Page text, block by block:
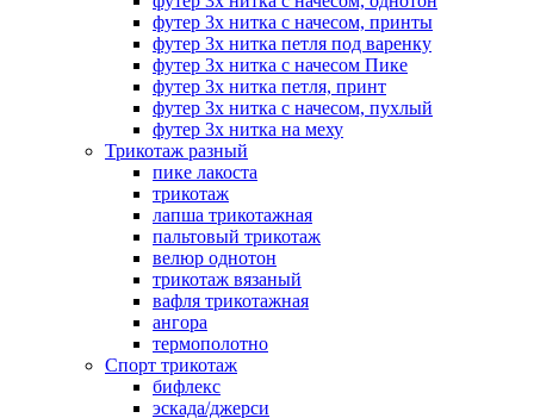
футер 3х нитка с начесом, принты
футер 3х нитка петля под варенку
футер 3х нитка с начесом Пике
футер 3х нитка петля, принт
футер 3х нитка с начесом, пухлый
футер 3х нитка на меху
Трикотаж разный
пике лакоста
трикотаж
лапша трикотажная
пальтовый трикотаж
велюр однотон
трикотаж вязаный
вафля трикотажная
ангора
термополотно
Спорт трикотаж
бифлекс
эскада/джерси